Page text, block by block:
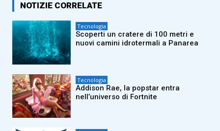
NOTIZIE CORRELATE
Tecnologia
Scoperti un cratere di 100 metri e
nuovi camini idrotermali a Panarea
Tecnologia
Addison Rae, la popstar entra
nell’universo di Fortnite